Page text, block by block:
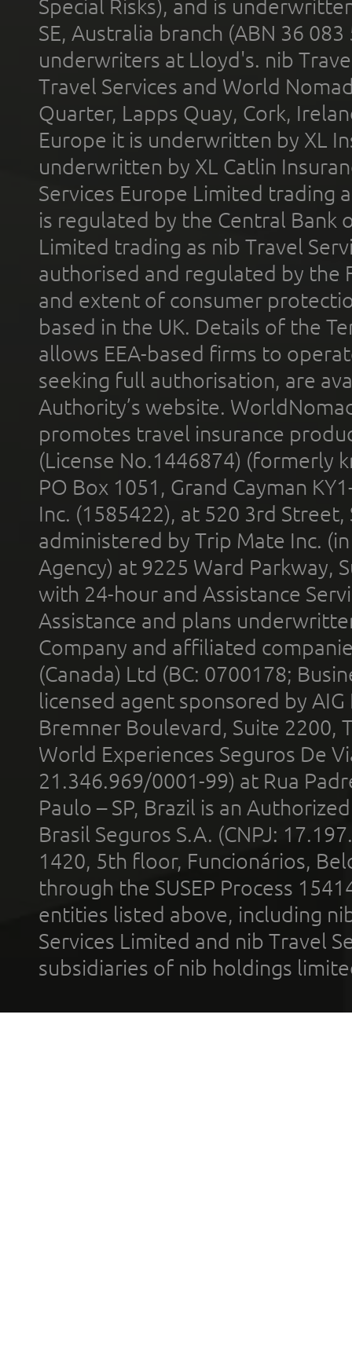
Special Risks), and is
SE, Australia branch (ABN 36
underwriters at Lloyd's. nib
Travel Services and World
Quarter, Lapps Quay, Cork,
Europe it is underwritten by XL
underwritten by XL Catlin
Services Europe Limited trading
is regulated by the Central Bank
Limited trading as nib Travel
authorised and regulated by the
and extent of consumer
based in the UK. Details of the
allows EEA-based firms to
seeking full authorisation, are
Authority’s website.
promotes travel insurance
(License No.1446874) (formerly
PO Box 1051, Grand Cayman
Inc. (1585422), at 520 3rd
administered by Trip Mate Inc.
Agency) at 9225 Ward Parkway,
with 24-hour and Assistance
Assistance and plans
Company and affiliated
(Canada) Ltd (BC: 0700178;
licensed agent sponsored by
Bremner Boulevard, Suite 2200,
World Experiences Seguros De
21.346.969/0001-99) at Rua
Paulo – SP, Brazil is an
Brasil Seguros S.A. (CNPJ:
1420, 5th floor, Funcionários,
through the SUSEP Process
entities listed above, including
Services Limited and nib Travel
subsidiaries of nib holdings